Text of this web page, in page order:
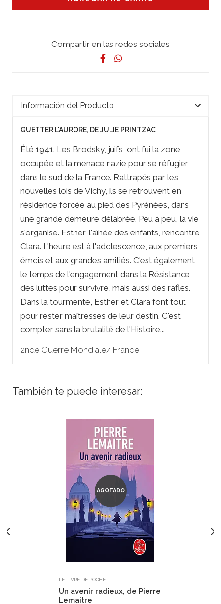
Compartir en las redes sociales
Información del Producto
GUETTER L'AURORE, DE JULIE PRINTZAC
Été 1941. Les Brodsky, juifs, ont fui la zone
occupée et la menace nazie pour se réfugier
dans le sud de la France. Rattrapés par les
nouvelles lois de Vichy, ils se retrouvent en
résidence forcée au pied des Pyrénées, dans
une grande demeure délabrée. Peu à peu, la vie
s'organise. Esther, l'aînée des enfants, rencontre
Clara. L'heure est à l'adolescence, aux premiers
émois et aux grandes amitiés. C'est également
le temps de l'engagement dans la Résistance,
des luttes pour survivre, mais aussi des rafles.
Dans la tourmente, Esther et Clara font tout
pour rester maîtresses de leur destin. C'est
compter sans la brutalité de l'Histoire...
2nde Guerre Mondiale/ France
También te puede interesar:
AGOTADO
LE LIVRE DE POCHE
Un avenir radieux, de Pierre
Lemaitre